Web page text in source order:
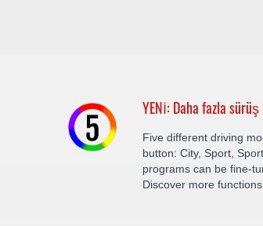
YENİ: Daha fazla
Five different driving
button: City, Sport,
programs can be fine-
Discover more